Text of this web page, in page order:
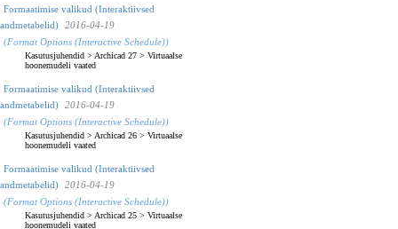
Formaatimise valikud (Interaktiivsed
andmetabelid)
2016-04-19
(Format Options (Interactive Schedule))
Kasutusjuhendid > Archicad 27 > Virtuaalse
hoonemudeli vaated
Formaatimise valikud (Interaktiivsed
andmetabelid)
2016-04-19
(Format Options (Interactive Schedule))
Kasutusjuhendid > Archicad 26 > Virtuaalse
hoonemudeli vaated
Formaatimise valikud (Interaktiivsed
andmetabelid)
2016-04-19
(Format Options (Interactive Schedule))
Kasutusjuhendid > Archicad 25 > Virtuaalse
hoonemudeli vaated